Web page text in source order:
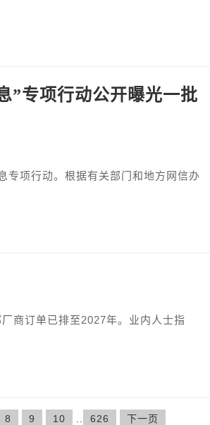
”专项行动公开曝光一批
专项行动。根据有关部门和地方网信办
商订单已排至2027年。业内人士指
8 9 10 626 下一页